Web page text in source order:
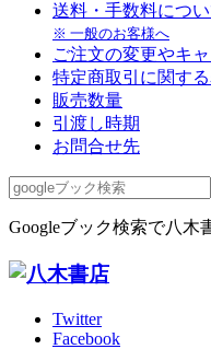
送料・手数料につい
※ 一般のお客様へ
ご注文の変更やキ
特定商取引に関す
販売数量
引渡し時期
お問合せ先
Googleブック検索で八木
Twitter
Facebook